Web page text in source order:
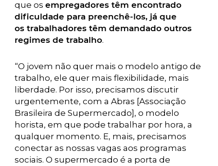
que os empregadores têm encontrado
dificuldade para preenchê-los, já que
os trabalhadores têm demandado outros
regimes de trabalho.
“O jovem não quer mais o modelo antigo de
trabalho, ele quer mais flexibilidade, mais
liberdade. Por isso, precisamos discutir
urgentemente, com a Abras [Associação
Brasileira de Supermercado], o modelo
horista, em que pode trabalhar por hora, a
qualquer momento. E, mais, precisamos
conectar as nossas vagas aos programas
sociais. O supermercado é a porta de